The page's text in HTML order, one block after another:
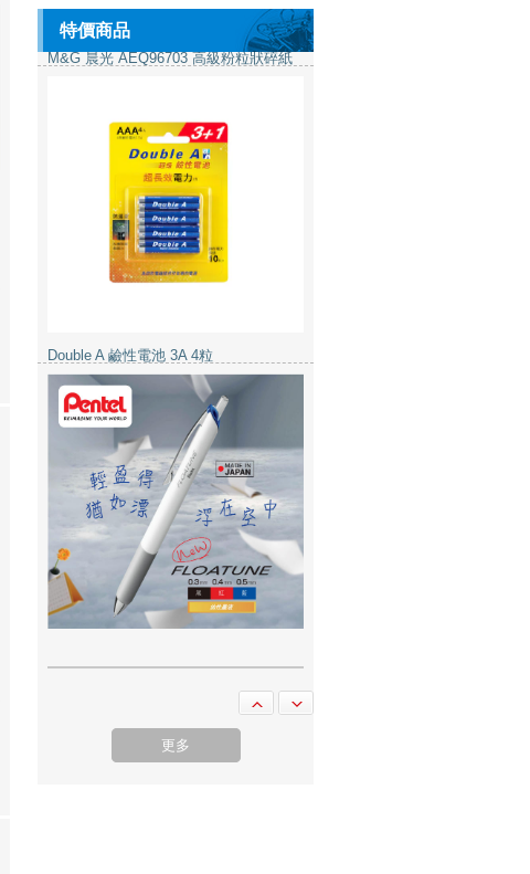
特價商品
更多